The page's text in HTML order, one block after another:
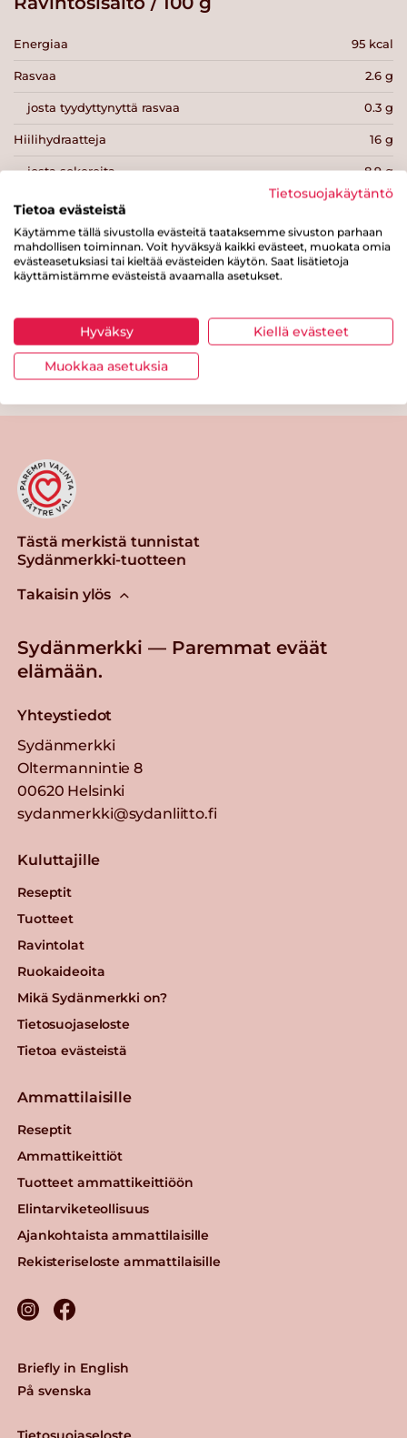
Energiaa 95 kcal
Rasvaa 2.6 g
josta tyydyttynyttä rasvaa 0.3 g
Hiilihydraatteja 16 g
josta sokereita 8.9 g
Kuitua 1.1 g
Proteiinia 1.3 g
Suolaa
Tulosta sivu
Tästä merkistä tunnistat
Sydänmerkki-tuotteen
Takaisin ylös
Sydänmerkki — Paremmat eväät
elämään.
Yhteystiedot
Sydänmerkki
Oltermannintie 8
00620 Helsinki
sydanmerkki@sydanliitto.fi
Kuluttajille
Reseptit
Tuotteet
Ravintolat
Ruokaideoita
Mikä Sydänmerkki on?
Tietosuojaseloste
Tietoa evästeistä
Ammattilaisille
Reseptit
Ammattikeittiöt
Tuotteet ammattikeittiöön
Elintarviketeollisuus
Ajankohtaista ammattilaisille
Rekisteriseloste ammattilaisille
Briefly in English
På svenska
Tietosuojakäytäntö
Tietoa evästeistä
Käytämme tällä sivustolla evästeitä taataksemme sivuston parhaan
mahdollisen toiminnan. Voit hyväksyä kaikki evästeet, muokata omia
evästeasetuksiasi tai kieltää evästeiden käytön. Saat lisätietoja
käyttämistämme evästeistä avaamalla asetukset.
Hyväksy Kiellä evästeet
Muokkaa asetuksia